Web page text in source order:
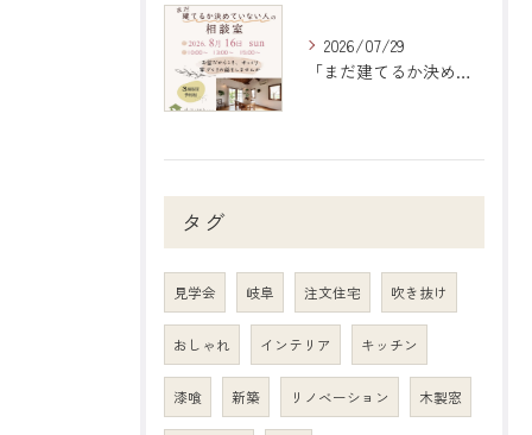
2026/07/29
「まだ建てるか決めていない人の相談室」のご案内
タグ
見学会 岐阜 注文住宅 吹き抜け
おしゃれ インテリア キッチン
漆喰 新築 リノベーション 木製窓